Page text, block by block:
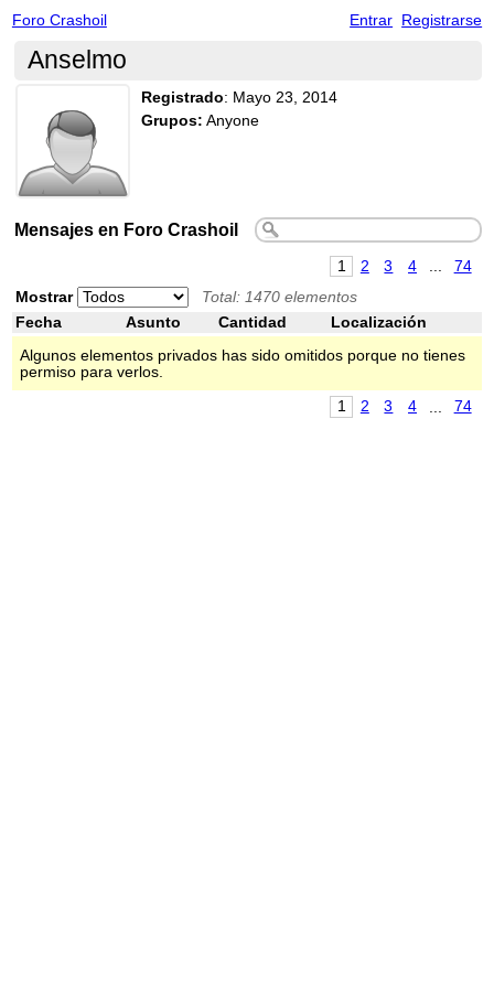
Foro Crashoil Entrar Registrarse
Anselmo
Registrado: Mayo 23, 2014
Grupos: Anyone
Mensajes en Foro Crashoil
1 2 3 4
74
Mostrar
Total: 1470 elementos
Fecha
Asunto Cantidad
Localización
Algunos elementos privados has sido omitidos porque no tienes
permiso para verlos.
1 2 3 4 74